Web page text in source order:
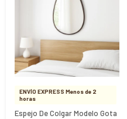
ENVÍO EXPRESS Menos de 2
horas
Espejo De Colgar Modelo Gota